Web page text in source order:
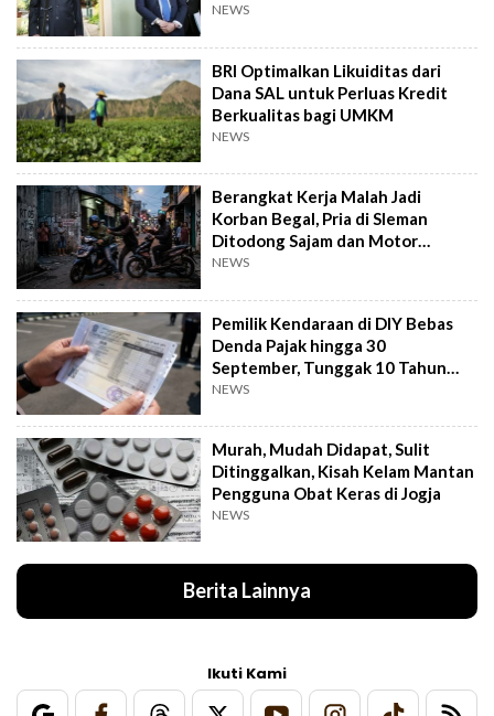
NEWS
BRI Optimalkan Likuiditas dari
Dana SAL untuk Perluas Kredit
Berkualitas bagi UMKM
NEWS
Berangkat Kerja Malah Jadi
Korban Begal, Pria di Sleman
Ditodong Sajam dan Motor
Digasak
NEWS
Pemilik Kendaraan di DIY Bebas
Denda Pajak hingga 30
September, Tunggak 10 Tahun
Cukup Bayar 5 Tahun
NEWS
Murah, Mudah Didapat, Sulit
Ditinggalkan, Kisah Kelam Mantan
Pengguna Obat Keras di Jogja
NEWS
Berita Lainnya
Ikuti Kami